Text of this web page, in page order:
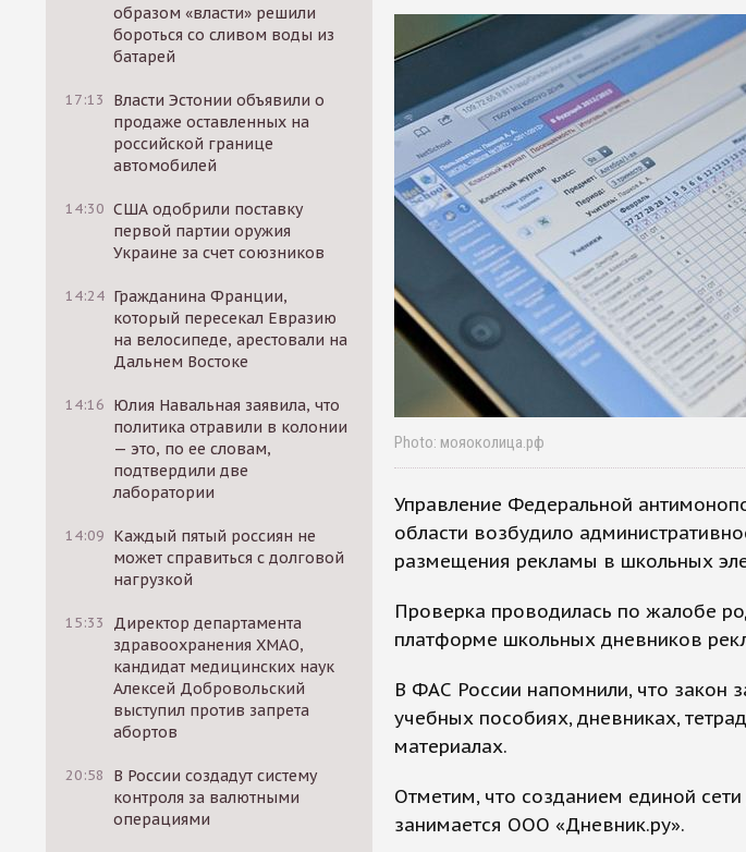
образом «власти» решили
бороться со сливом воды из
батарей
17:13
Власти Эстонии объявили о
продаже оставленных на
российской границе
автомобилей
14:30 США одобрили поставку
первой партии оружия
Украине за счет союзников
14:24 Гражданина Франции,
который пересекал Евразию
на велосипеде, арестовали на
Дальнем Востоке
14:16 Юлия Навальная заявила, что
политика отравили в колонии
— это, по ее словам,
подтвердили две
лаборатории
14:09 Каждый пятый россиян не
может справиться с долговой
нагрузкой
15:33
Директор департамента
здравоохранения ХМАО,
кандидат медицинских наук
Алексей Добровольский
выступил против запрета
абортов
20:58
В России создадут систему
контроля за валютными
операциями
Photo: мояоколица.рф
Управление Федеральной
области возбудило
размещения рекламы в школьных
Проверка проводилась по жалобе
платформе школьных дневников
В ФАС России напомнили, что закон
учебных пособиях, дневниках,
материалах.
Отметим, что созданием единой
занимается ООО «Дневник.ру».